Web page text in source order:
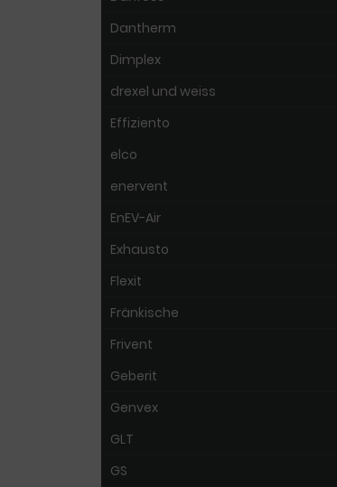
Dantherm
Dimplex
drexel und weiss
Effiziento
elco
enervent
EnEV-Air
Exhausto
Flexit
Fränkische
Frivent
Geberit
Genvex
GLT
GS